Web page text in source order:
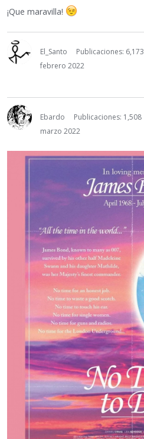
¡Que maravilla!
El_Santo
Publicaciones: 6,173
febrero 2022
Ebardo
Publicaciones: 1,508
marzo 2022